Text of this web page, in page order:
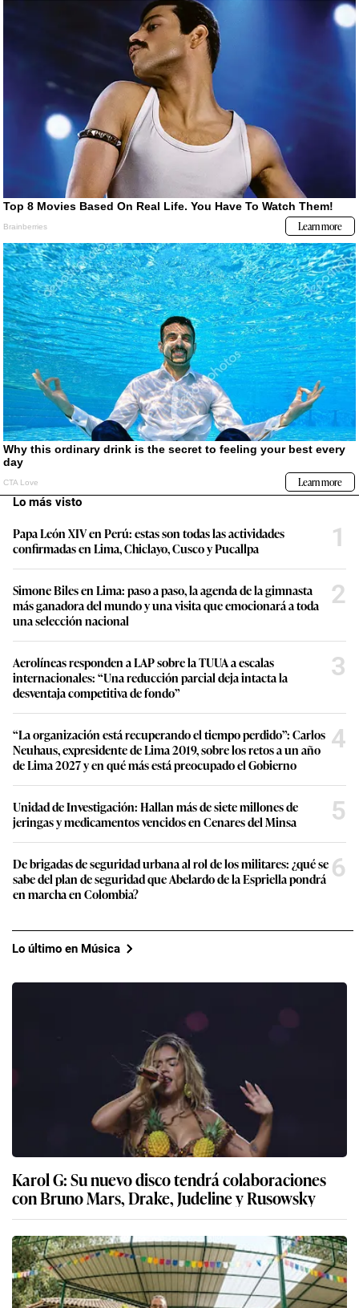
Lo más visto
Papa León XIV en Perú: estas son todas las actividades
confirmadas en Lima, Chiclayo, Cusco y Pucallpa
1
Simone Biles en Lima: paso a paso, la agenda de la gimnasta
más ganadora del mundo y una visita que emocionará a toda
una selección nacional
2
Aerolíneas responden a LAP sobre la TUUA a escalas
internacionales: “Una reducción parcial deja intacta la
desventaja competitiva de fondo”
3
“La organización está recuperando el tiempo perdido”: Carlos
Neuhaus, expresidente de Lima 2019, sobre los retos a un año
de Lima 2027 y en qué más está preocupado el Gobierno
4
Unidad de Investigación: Hallan más de siete millones de
jeringas y medicamentos vencidos en Cenares del Minsa
5
De brigadas de seguridad urbana al rol de los militares: ¿qué se
sabe del plan de seguridad que Abelardo de la Espriella pondrá
en marcha en Colombia?
6
Lo último en Música
Karol G: Su nuevo disco tendrá colaboraciones
con Bruno Mars, Drake, Judeline y Rusowsky